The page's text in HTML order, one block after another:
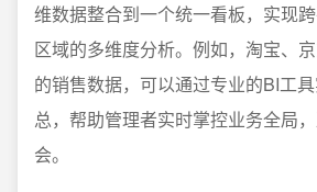
维数据整合到一个统一看板，实现
区域的多维度分析。例如，淘宝、
的销售数据，可以通过专业的BI工
总，帮助管理者实时掌控业务全局
会。